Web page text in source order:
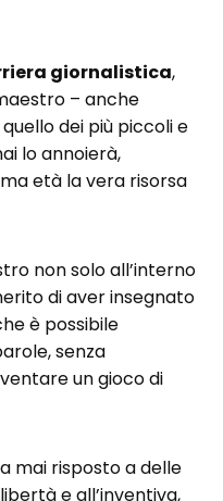
giornalistica,
– anche
dei più piccoli e
lo annoierà,
età la vera risorsa
non solo all’interno
di aver insegnato
è possibile
senza
un gioco di
mai risposto a delle
e all’inventiva,